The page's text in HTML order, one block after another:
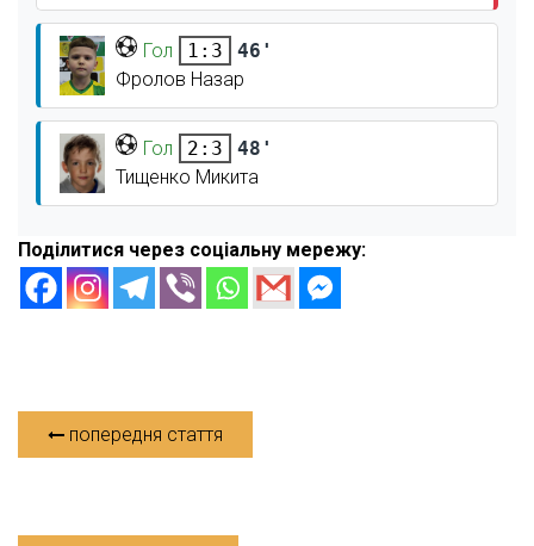
Гол 1:3
46'
Фролов Назар
Гол 2:3
48'
Тищенко Микита
Поділитися через соціальну мережу:
попередня стаття